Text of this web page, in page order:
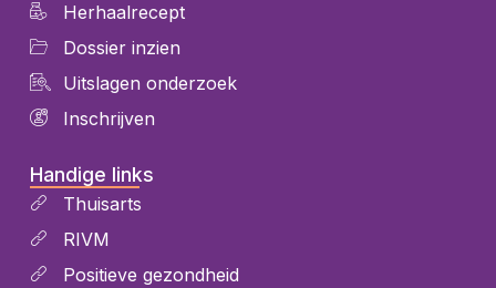
Herhaalrecept
Dossier inzien
Uitslagen onderzoek
Inschrijven
Handige links
Thuisarts
RIVM
Positieve gezondheid